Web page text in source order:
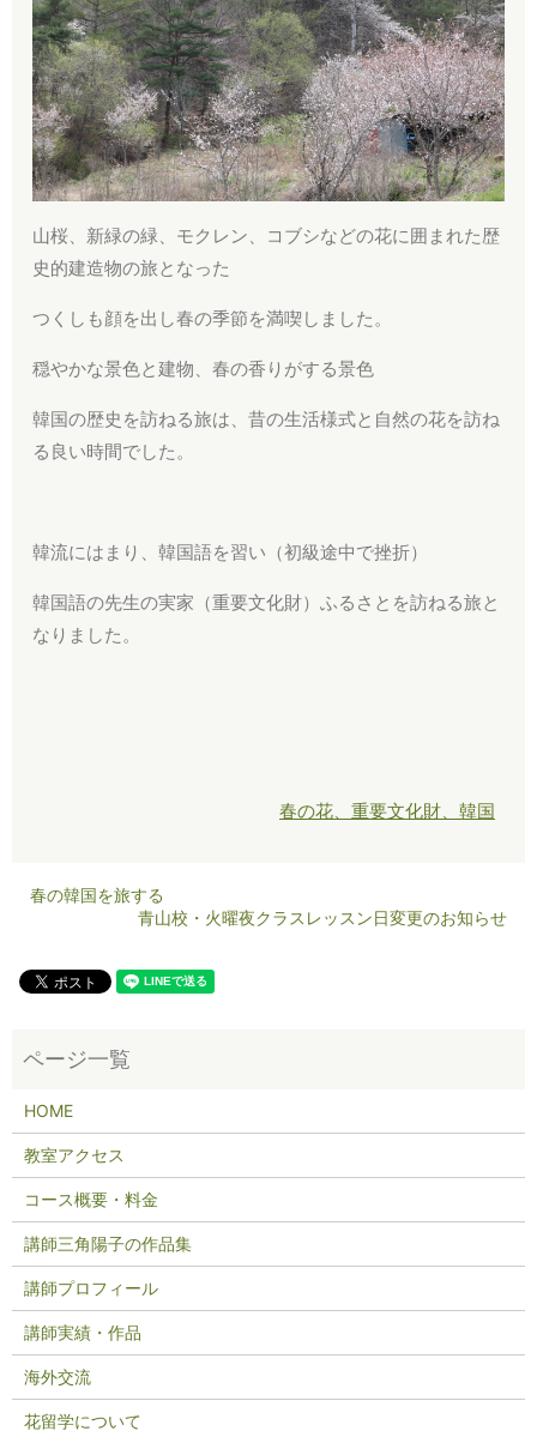
山桜、新緑の緑、モクレン、コブシなどの花に囲まれた歴
史的建造物の旅となった
つくしも顔を出し春の季節を満喫しました。
穏やかな景色と建物、春の香りがする景色
韓国の歴史を訪ねる旅は、昔の生活様式と自然の花を訪ね
る良い時間でした。
韓流にはまり、韓国語を習い（初級途中で挫折）
韓国語の先生の実家（重要文化財）ふるさとを訪ねる旅と
なりました。
春の花、重要文化財、韓国
春の韓国を旅する
青山校・火曜夜クラスレッスン日変更のお知らせ
HOME
教室アクセス
コース概要・料金
講師三角陽子の作品集
講師プロフィール
講師実績・作品
海外交流
花留学について